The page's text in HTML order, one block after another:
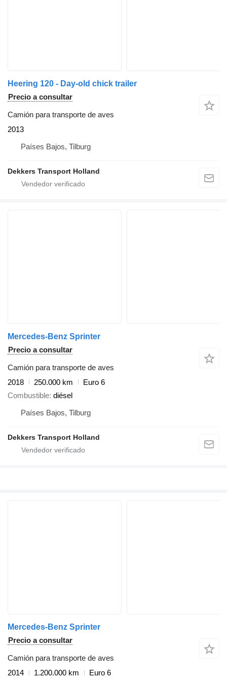
Heering 120 - Day-old chick trailer
Precio a consultar
Camión para transporte de aves
2013
Países Bajos, Tilburg
Dekkers Transport Holland
Mercedes-Benz Sprinter
Precio a consultar
Camión para transporte de aves
2018
250.000 km
Euro 6
Combustible diésel
Países Bajos, Tilburg
Dekkers Transport Holland
Mercedes-Benz Sprinter
Precio a consultar
Camión para transporte de aves
2014
1.200.000 km
Euro 6